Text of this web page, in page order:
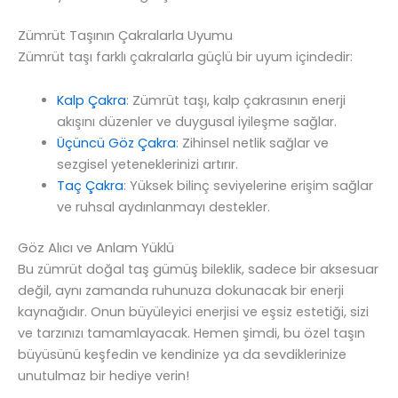
Zümrüt Taşının Çakralarla Uyumu
Zümrüt taşı farklı çakralarla güçlü bir uyum içindedir:
Kalp Çakra: Zümrüt taşı, kalp çakrasının enerji
akışını düzenler ve duygusal iyileşme sağlar.
Üçüncü Göz Çakra: Zihinsel netlik sağlar ve
sezgisel yeteneklerinizi artırır.
Taç Çakra: Yüksek bilinç seviyelerine erişim sağlar
ve ruhsal aydınlanmayı destekler.
Göz Alıcı ve Anlam Yüklü
Bu zümrüt doğal taş gümüş bileklik, sadece bir aksesuar
değil, aynı zamanda ruhunuza dokunacak bir enerji
kaynağıdır. Onun büyüleyici enerjisi ve eşsiz estetiği, sizi
ve tarzınızı tamamlayacak. Hemen şimdi, bu özel taşın
büyüsünü keşfedin ve kendinize ya da sevdiklerinize
unutulmaz bir hediye verin!